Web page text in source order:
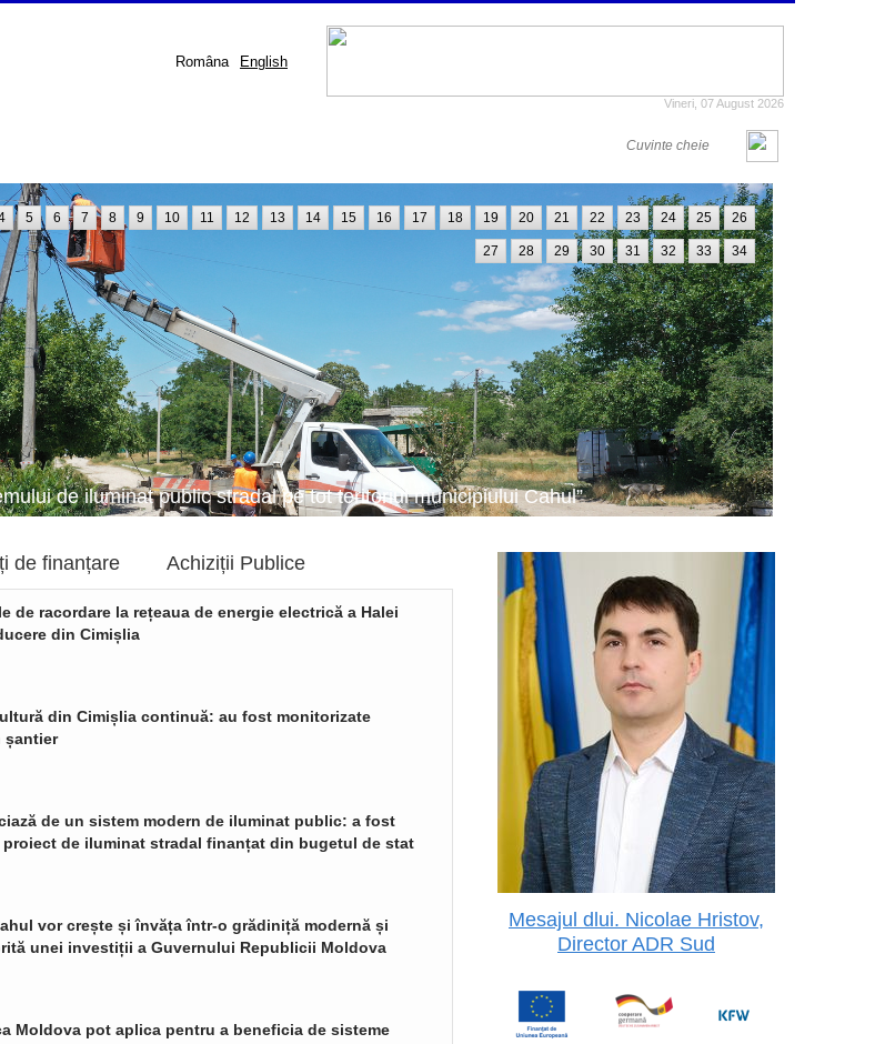
Româna English
Vineri, 07 August 2026
de iluminat public stradal pe tot teritoriul municipiului Cahul”
5 6 7 8 9 10 11 12 13 14 15 16 17 18 19 20 21 22 23 24 25 26
27 28 29 30 31 32 33 34
de finanțare Achiziții Publice
de racordare la rețeaua de energie electrică a Halei
din Cimișlia
din Cimișlia continuă: au fost monitorizate
șantier
de un sistem modern de iluminat public: a fost
proiect de iluminat stradal finanțat din bugetul de stat
vor crește și învăța într-o grădiniță modernă și
unei investiții a Guvernului Republicii Moldova
Moldova pot aplica pentru a beneficia de sisteme
Mesajul dlui. Nicolae Hristov,
Director ADR Sud